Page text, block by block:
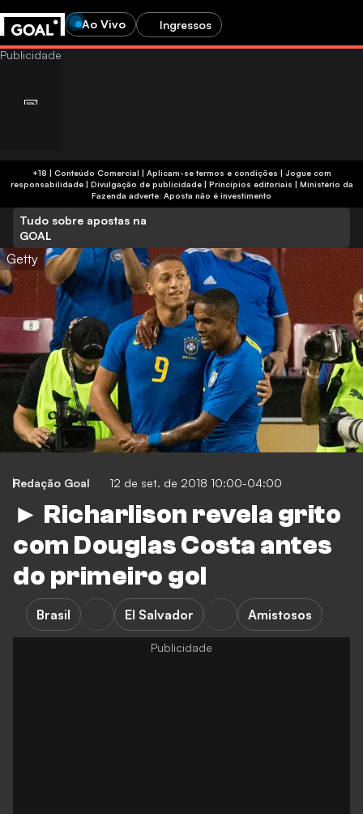
Ao Vivo Ingressos
+18 | Conteúdo Comercial | Aplicam-se termos e condições | Jogue com
responsabilidade| Divulgação de publicidade| Princípios editoriais | Ministério da
Fazenda adverte: Aposta não é investimento
Tudo sobre apostas na
GOAL
Getty
Redação Goal 12 de set. de 2018 10:00-04:00
► Richarlison revela grito
com Douglas Costa antes
do primeiro gol
Brasil El Salvador Amistosos